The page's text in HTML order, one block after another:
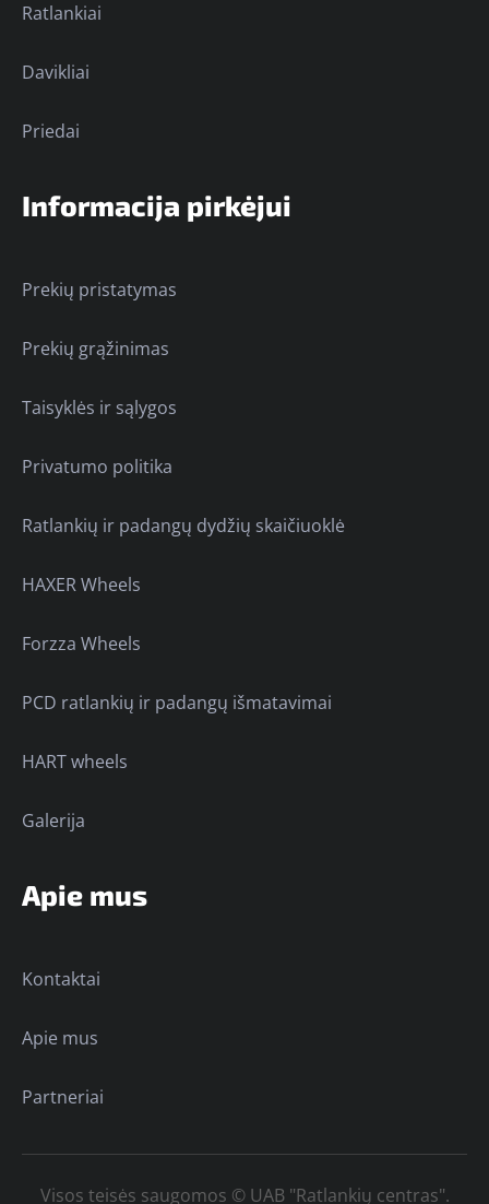
Ratlankiai
Davikliai
Priedai
Informacija pirkėjui
Prekių pristatymas
Prekių grąžinimas
Taisyklės ir sąlygos
Privatumo politika
Ratlankių ir padangų dydžių skaičiuoklė
HAXER Wheels
Forzza Wheels
PCD ratlankių ir padangų išmatavimai
HART wheels
Galerija
Apie mus
Kontaktai
Apie mus
Partneriai
Visos teisės saugomos © UAB "Ratlankių centras".